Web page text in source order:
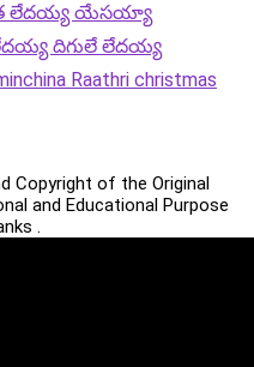
లేదయ్య యేసయ్యా
దిగులే లేదయ్య
Raathri christmas
Copyright of the Original
and Educational Purpose
.